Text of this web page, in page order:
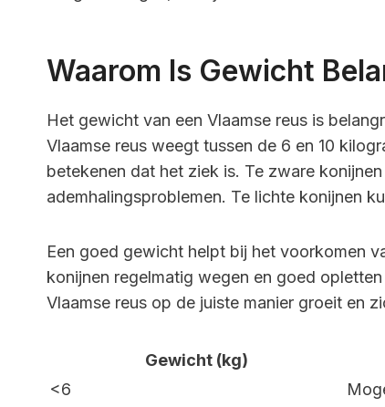
Waarom Is Gewicht
Het gewicht van een Vlaamse reus is
Vlaamse reus weegt tussen de 6 en 10
betekenen dat het ziek is. Te zware
ademhalingsproblemen. Te lichte konijnen
Een goed gewicht helpt bij het voorkomen
konijnen regelmatig wegen en goed
Vlaamse reus op de juiste manier groeit en
Gewicht (kg)
<6